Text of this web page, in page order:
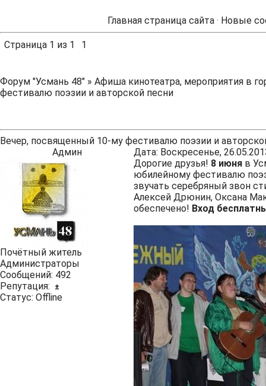
Главная страница сайта · Новые
Страница 1 из 1 1
Форум "Усмань 48" » Афиша кинотеатра, мероприятия в
фестивалю поэзии и авторской песни
Вечер, посвященный 10-му фестивалю поэзии и
Админ
Дата: Воскресенье,
Почётный житель
Администраторы
Сообщений: 492
Репутация:
±
Статус: Offline
Дорогие друзья! 8 июня в
юбилейному фестивалю
звучать серебряный звон
Алексей Дрюнин, Оксана
обеспечено! Вход